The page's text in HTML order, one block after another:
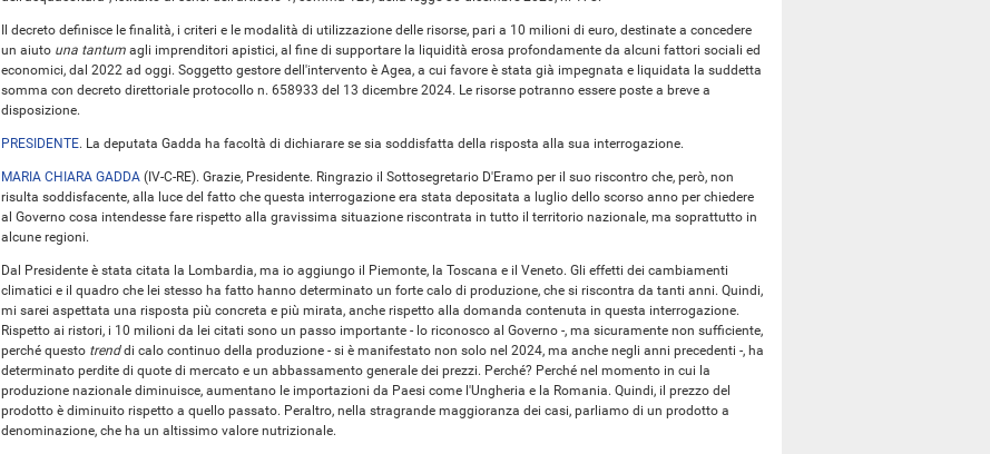
Il decreto definisce le finalità, i criteri e le modalità di utilizzazione delle risorse, pari a 10 milioni di euro, destinate a concedere
un aiuto una tantum agli imprenditori apistici, al fine di supportare la liquidità erosa profondamente da alcuni fattori sociali ed
economici, dal 2022 ad oggi. Soggetto gestore dell'intervento è Agea, a cui favore è stata già impegnata e liquidata la suddetta
somma con decreto direttoriale protocollo n. 658933 del 13 dicembre 2024. Le risorse potranno essere poste a breve a
disposizione.
PRESIDENTE. La deputata Gadda ha facoltà di dichiarare se sia soddisfatta della risposta alla sua interrogazione.
MARIA CHIARA GADDA ( IV-C-RE). Grazie, Presidente. Ringrazio il Sottosegretario D'Eramo per il suo riscontro che, però, non
risulta soddisfacente, alla luce del fatto che questa interrogazione era stata depositata a luglio dello scorso anno per chiedere
al Governo cosa intendesse fare rispetto alla gravissima situazione riscontrata in tutto il territorio nazionale, ma soprattutto in
alcune regioni.
Dal Presidente è stata citata la Lombardia, ma io aggiungo il Piemonte, la Toscana e il Veneto. Gli effetti dei cambiamenti
climatici e il quadro che lei stesso ha fatto hanno determinato un forte calo di produzione, che si riscontra da tanti anni. Quindi,
mi sarei aspettata una risposta più concreta e più mirata, anche rispetto alla domanda contenuta in questa interrogazione.
Rispetto ai ristori, i 10 milioni da lei citati sono un passo importante - lo riconosco al Governo -, ma sicuramente non sufficiente,
perché questo trenddi calo continuo della produzione - si è manifestato non solo nel 2024, ma anche negli anni precedenti -, ha
determinato perdite di quote di mercato e un abbassamento generale dei prezzi. Perché? Perché nel momento in cui la
produzione nazionale diminuisce, aumentano le importazioni da Paesi come l'Ungheria e la Romania. Quindi, il prezzo del
prodotto è diminuito rispetto a quello passato. Peraltro, nella stragrande maggioranza dei casi, parliamo di un prodotto a
denominazione, che ha un altissimo valore nutrizionale.